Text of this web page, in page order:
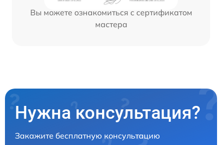
Вы можете ознакомиться с сертификатом
мастера
Нужна консультация?
Закажите бесплатную консультацию